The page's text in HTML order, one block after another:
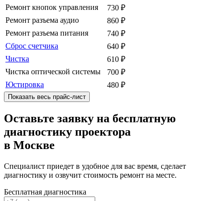
Ремонт кнопок управления
730 ₽
Ремонт разъема аудио
860 ₽
Ремонт разъема питания
740 ₽
Сброс счетчика
640 ₽
Чистка
610 ₽
Чистка оптической системы
700 ₽
Юстировка
480 ₽
Показать весь прайс-лист
Оставьте заявку на бесплатную
диагностику проектора
в Москве
Специалист приедет в удобное для вас время, сделает
диагностику и озвучит стоимость ремонт на месте.
Бесплатная диагностика